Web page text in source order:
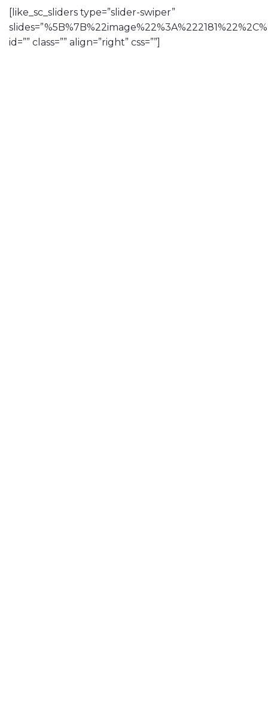
[like_sc_sliders type=”slider-swiper”
id=”” class=”” align=”right” css=””]